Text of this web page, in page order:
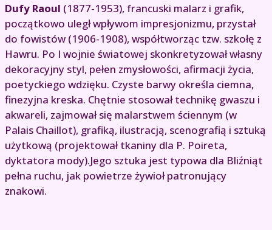
Dufy Raoul (1877-1953), francuski malarz i grafik,
początkowo uległ wpływom impresjonizmu, przystał
do fowistów (1906-1908), współtworząc tzw. szkołę z
Hawru. Po I wojnie światowej skonkretyzował własny
dekoracyjny styl, pełen zmysłowości, afirmacji życia,
poetyckiego wdzięku. Czyste barwy określa ciemna,
finezyjna kreska. Chętnie stosował technikę gwaszu i
akwareli, zajmował się malarstwem ściennym (w
Palais Chaillot), grafiką, ilustracją, scenografią i sztuką
użytkową (projektował tkaniny dla P. Poireta,
dyktatora mody).Jego sztuka jest typowa dla Bliźniąt
pełna ruchu, jak powietrze żywioł patronujący
znakowi.